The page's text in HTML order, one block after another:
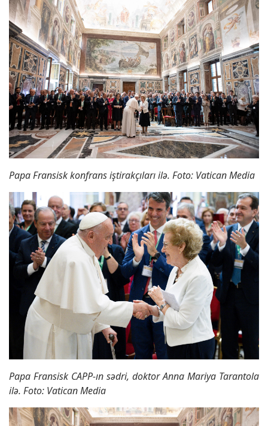
Papa Fransisk konfrans iştirakçıları ilə. Foto: Vatican Media
Papa Fransisk CAPP-ın sədri, doktor Anna Mariya Tarantola
ilə. Foto: Vatican Media